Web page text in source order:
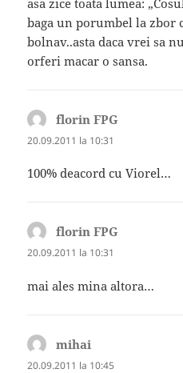
asa zice toata lumea:
baga un porumbel la zbor
bolnav..asta daca vrei sa
orferi macar o sansa.
florin FPG
20.09.2011 la 10:31
100% deacord cu Viorel…
florin FPG
20.09.2011 la 10:31
mai ales mina altora…
mihai
20.09.2011 la 10:45